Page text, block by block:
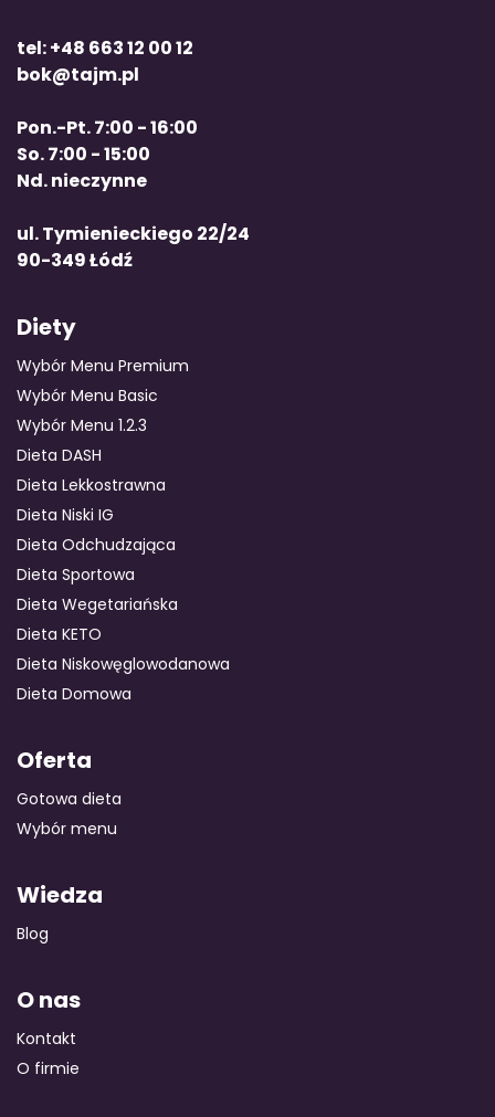
tel: +48 663 12 00 12
bok@tajm.pl
Pon.-Pt. 7:00 - 16:00
So. 7:00 - 15:00
Nd. nieczynne
ul. Tymienieckiego 22/24
90-349 Łódź
Diety
Wybór Menu Premium
Wybór Menu Basic
Wybór Menu 1.2.3
Dieta DASH
Dieta Lekkostrawna
Dieta Niski IG
Dieta Odchudzająca
Dieta Sportowa
Dieta Wegetariańska
Dieta KETO
Dieta Niskowęglowodanowa
Dieta Domowa
Oferta
Gotowa dieta
Wybór menu
Wiedza
Blog
O nas
Kontakt
O firmie